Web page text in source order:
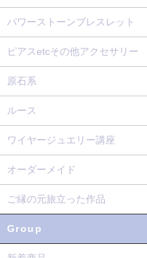
パワーストーンブレスレット
ピアスetcその他アクセサリー
原石系
ルース
ワイヤージュエリー講座
オーダーメイド
ご縁の元旅立った作品
Group